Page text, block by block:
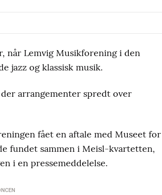
når Lemvig Musikforening i den
jazz og klassisk musik.
arrangementer spredt over
fået en aftale med Museet for
fundet sammen i Meisl-kvartetten,
i en pressemeddelelse.